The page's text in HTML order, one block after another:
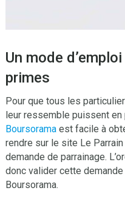
Un mode
primes
Pour que tous les
leur ressemble puissent en
Boursoramaest facile à
rendre sur le site Le
demande de parrainage.
donc valider cette
Boursorama.